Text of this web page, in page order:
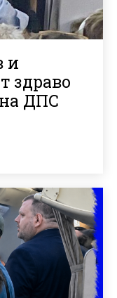
и
здраво
ДПС